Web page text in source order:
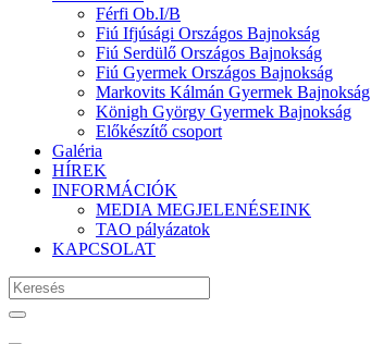
Férfi Ob.I/B
Fiú Ifjúsági Országos Bajnokság
Fiú Serdülő Országos Bajnokság
Fiú Gyermek Országos Bajnokság
Markovits Kálmán Gyermek Bajnokság
Königh György Gyermek Bajnokság
Előkészítő csoport
Galéria
HÍREK
INFORMÁCIÓK
MEDIA MEGJELENÉSEINK
TAO pályázatok
KAPCSOLAT